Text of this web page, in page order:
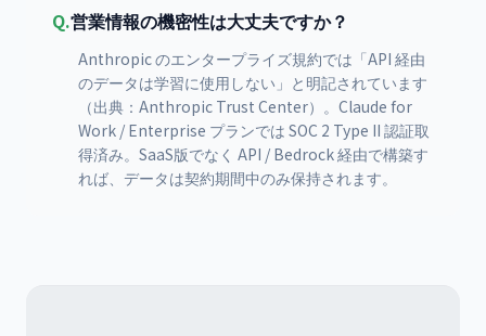
Q.営業情報の機密性は大丈夫ですか？
Anthropic のエンタープライズ規約では「API 経由
のデータは学習に使用しない」と明記されています
（出典：Anthropic Trust Center）。Claude for
Work / Enterprise プランでは SOC 2 Type II 認証取
得済み。SaaS版でなく API / Bedrock 経由で構築す
れば、データは契約期間中のみ保持されます。